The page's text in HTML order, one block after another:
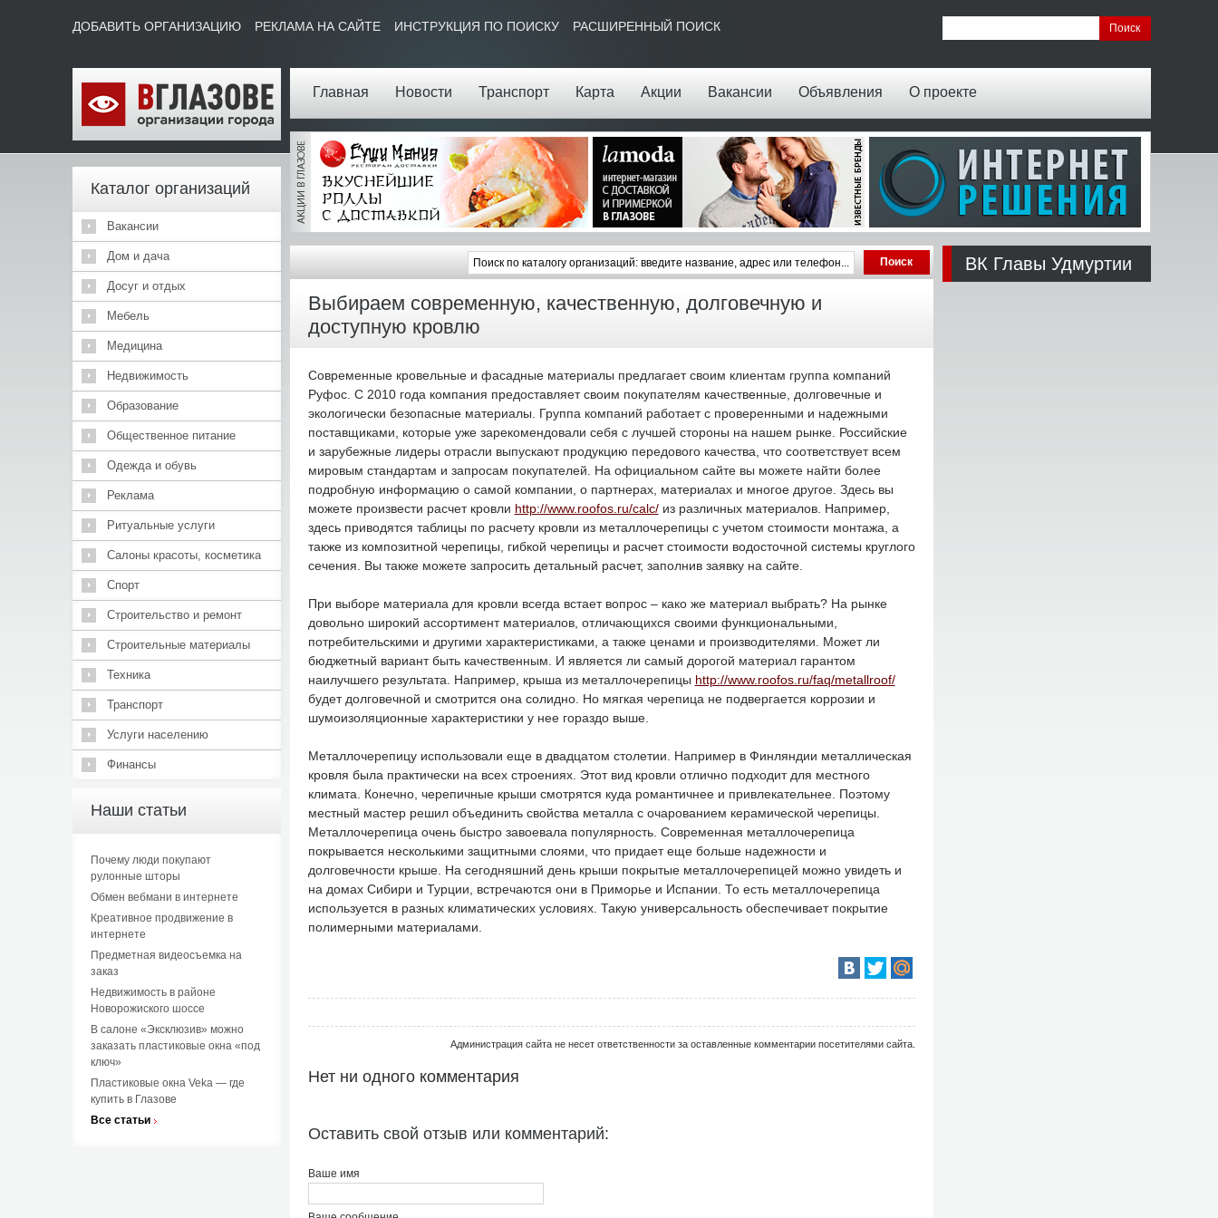
Главная Новости Транспорт Карта Акции Вакансии Объявления О проекте
ДОБАВИТЬ ОРГАНИЗАЦИЮ РЕКЛАМА НА САЙТЕ ИНСТРУКЦИЯ ПО ПОИСКУ РАСШИРЕННЫЙ ПОИСК
Каталог организаций
Вакансии
Дом и дача
Досуг и отдых
Мебель
Медицина
Недвижимость
Образование
Общественное питание
Одежда и обувь
Реклама
Ритуальные услуги
Салоны красоты, косметика
Спорт
Строительство и ремонт
Строительные материалы
Техника
Транспорт
Услуги населению
Финансы
Наши статьи
Почему люди покупают
рулонные шторы
Обмен вебмани в интернете
Креативное продвижение в
интернете
Предметная видеосъемка на
заказ
Недвижимость в районе
Новорожиского шоссе
В салоне «Эксклюзив» можно
заказать пластиковые окна «под
ключ»
Пластиковые окна Veka — где
купить в Глазове
Все статьи
Выбираем современную, качественную, долговечную и
доступную кровлю
Современные кровельные и фасадные материалы предлагает своим клиентам группа компаний
Руфос. С 2010 года компания предоставляет своим покупателям качественные, долговечные и
экологически безопасные материалы. Группа компаний работает с проверенными и надежными
поставщиками, которые уже зарекомендовали себя с лучшей стороны на нашем рынке. Российские
и зарубежные лидеры отрасли выпускают продукцию передового качества, что соответствует всем
мировым стандартам и запросам покупателей. На официальном сайте вы можете найти более
подробную информацию о самой компании, о партнерах, материалах и многое другое. Здесь вы
можете произвести расчет кровли http://www.roofos.ru/calc/из различных материалов. Например,
здесь приводятся таблицы по расчету кровли из металлочерепицы с учетом стоимости монтажа, а
также из композитной черепицы, гибкой черепицы и расчет стоимости водосточной системы круглого
сечения. Вы также можете запросить детальный расчет, заполнив заявку на сайте.
При выборе материала для кровли всегда встает вопрос – како же материал выбрать? На рынке
довольно широкий ассортимент материалов, отличающихся своими функциональными,
потребительскими и другими характеристиками, а также ценами и производителями. Может ли
бюджетный вариант быть качественным. И является ли самый дорогой материал гарантом
наилучшего результата. Например, крыша из металлочерепицы http://www.roofos.ru/faq/metallroof/
будет долговечной и смотрится она солидно. Но мягкая черепица не подвергается коррозии и
шумоизоляционные характеристики у нее гораздо выше.
Металлочерепицу использовали еще в двадцатом столетии. Например в Финляндии металлическая
кровля была практически на всех строениях. Этот вид кровли отлично подходит для местного
климата. Конечно, черепичные крыши смотрятся куда романтичнее и привлекательнее. Поэтому
местный мастер решил объединить свойства металла с очарованием керамической черепицы.
Металлочерепица очень быстро завоевала популярность. Современная металлочерепица
покрывается несколькими защитными слоями, что придает еще больше надежности и
долговечности крыше. На сегодняшний день крыши покрытые металлочерепицей можно увидеть и
на домах Сибири и Турции, встречаются они в Приморье и Испании. То есть металлочерепица
используется в разных климатических условиях. Такую универсальность обеспечивает покрытие
полимерными материалами.
Администрация сайта не несет ответственности за оставленные комментарии посетителями сайта.
Нет ни одного комментария
Оставить свой отзыв или комментарий:
Ваше имя
ВК Главы Удмуртии